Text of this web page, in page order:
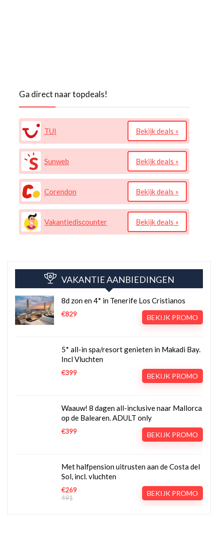
Ga direct naar topdeals!
TUI Bekijk deals »
Sunweb Bekijk deals »
Corendon Bekijk deals »
Vakantiediscounter Bekijk deals »
VAKANTIE AANBIEDINGEN
8d zon en 4* in Tenerife Los Cristianos
€829 BEKIJK PROMO
5* all-in spa/resort genieten in Makadi Bay.
Incl Vluchten
€399 BEKIJK PROMO
Waauw! 8 dagen all-inclusive naar Mallorca
op de Balearen. ADULT only
€399 BEKIJK PROMO
Met halfpension uitrusten aan de Costa del
Sol, incl. vluchten
€269
491
BEKIJK PROMO